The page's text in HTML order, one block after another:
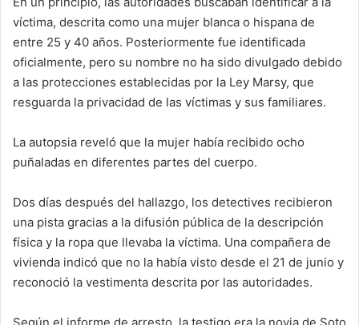
víctima, descrita como una mujer blanca o hispana de
entre 25 y 40 años. Posteriormente fue identificada
oficialmente, pero su nombre no ha sido divulgado debido
a las protecciones establecidas por la Ley Marsy, que
resguarda la privacidad de las víctimas y sus familiares.
La autopsia reveló que la mujer había recibido ocho
puñaladas en diferentes partes del cuerpo.
Dos días después del hallazgo, los detectives recibieron
una pista gracias a la difusión pública de la descripción
física y la ropa que llevaba la víctima. Una compañera de
vivienda indicó que no la había visto desde el 21 de junio y
reconoció la vestimenta descrita por las autoridades.